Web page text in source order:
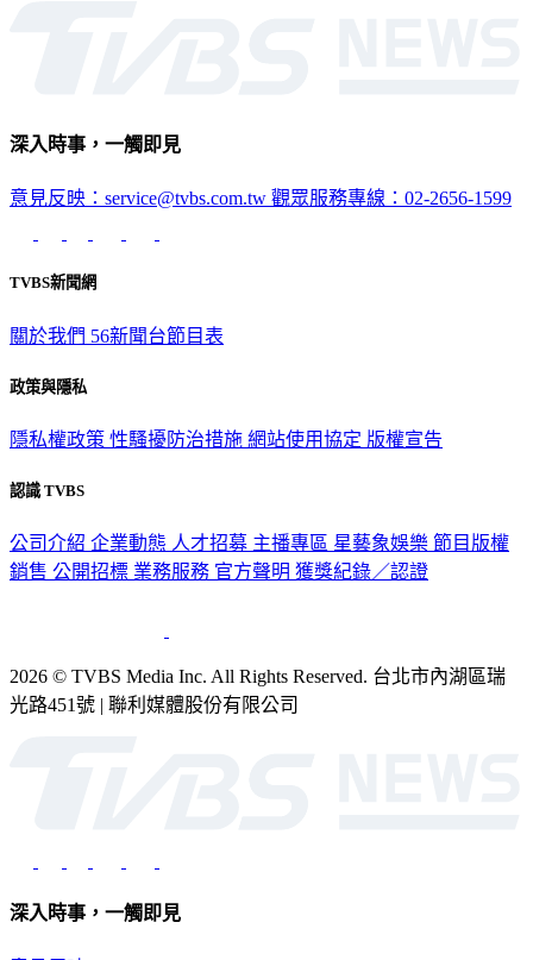
深入時事，一觸即見
意見反映：service@tvbs.com.tw 觀眾服務專線：02-2656-1599
TVBS新聞網
關於我們 56新聞台節目表
政策與隱私
隱私權政策 性騷擾防治措施 網站使用協定 版權宣告
認識 TVBS
公司介紹 企業動態 人才招募 主播專區 星藝象娛樂 節目版權
銷售 公開招標 業務服務 官方聲明 獲獎紀錄／認證
2026 © TVBS Media Inc. All Rights Reserved. 台北市內湖區瑞
光路451號 | 聯利媒體股份有限公司
深入時事，一觸即見